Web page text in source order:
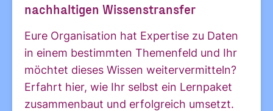
nachhaltigen Wissenstransfer
Eure Organisation hat Expertise zu Daten
in einem bestimmten Themenfeld und Ihr
möchtet dieses Wissen weitervermitteln?
Erfahrt hier, wie Ihr selbst ein Lernpaket
zusammenbaut und erfolgreich umsetzt.